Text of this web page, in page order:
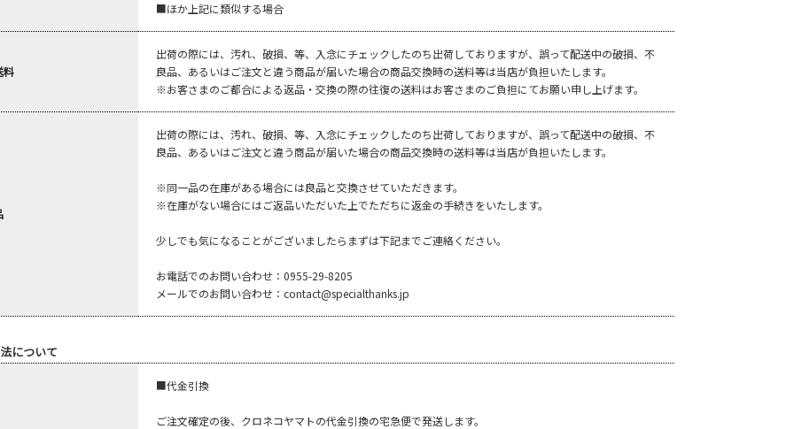
■ほか上記に類似する場合
料
出荷の際には、汚れ、破損、等、入念にチェックしたのち出荷しておりますが、誤って配送中の破損、不
良品、あるいはご注文と違う商品が届いた場合の商品交換時の送料等は当店が負担いたします。
※お客さまのご都合による返品・交換の際の往復の送料はお客さまのご負担にてお願い申し上げます。
出荷の際には、汚れ、破損、等、入念にチェックしたのち出荷しておりますが、誤って配送中の破損、不
良品、あるいはご注文と違う商品が届いた場合の商品交換時の送料等は当店が負担いたします。
※同一品の在庫がある場合には良品と交換させていただきます。
※在庫がない場合にはご返品いただいた上でただちに返金の手続きをいたします。
少しでも気になることがございましたらまずは下記までご連絡ください。
お電話でのお問い合わせ：0955-29-8205
メールでのお問い合わせ：contact@specialthanks.jp
について
■代金引換
ご注文確定の後、クロネコヤマトの代金引換の宅急便で発送します。